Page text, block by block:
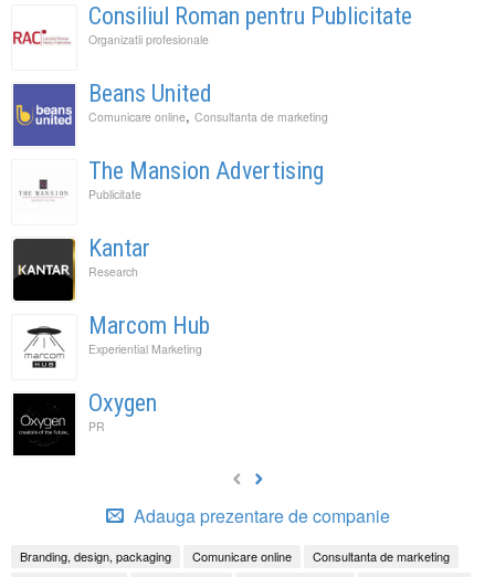
Consiliul Roman pentru Publicitate
Organizatii profesionale
Beans United
Comunicare online, Consultanta de marketing
The Mansion Advertising
Publicitate
Kantar
Research
Marcom Hub
Experiential Marketing
Oxygen
PR
Adauga prezentare de companie
Branding, design, packaging Comunicare online
Consultanta de marketing